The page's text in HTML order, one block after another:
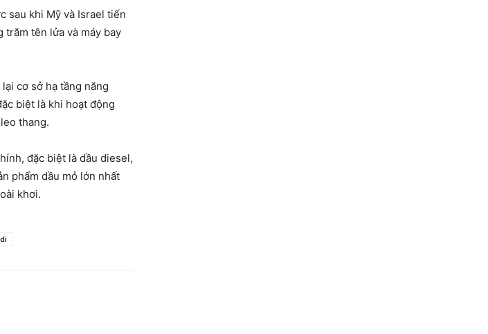
sau khi Mỹ và Israel tiến
trăm tên lửa và máy bay
cơ sở hạ tầng năng
biệt là khi hoạt động
thang.
đặc biệt là dầu diesel,
phẩm dầu mỏ lớn nhất
khơi.